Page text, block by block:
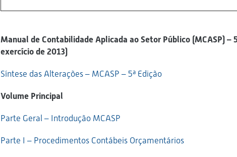
Manual de Contabilidade Aplicada ao Setor Público (MCASP) –
exercício de 2013)
Síntese das Alterações – MCASP – 5ª Edição
Volume Principal
Parte Geral – Introdução MCASP
Parte I – Procedimentos Contábeis Orçamentários